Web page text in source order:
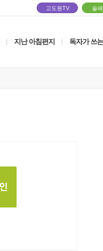
고도원TV 솔패
지난 아침편지 독자가 쓰